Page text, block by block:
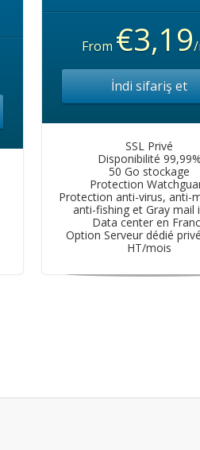
From €3,19
İndi sifariş et
SSL Privé
Disponibilité 99,99%
50 Go stockage
Protection
Protection anti-virus, anti-
anti-fishing et Gray mail
Data center en
Option Serveur dédié
HT/mois